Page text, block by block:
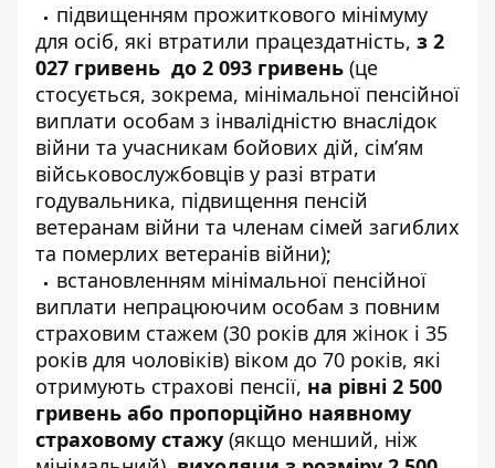
підвищенням прожиткового мінімуму
для осіб, які втратили працездатність, з 2
027 гривень до 2 093 гривень (це
стосується, зокрема, мінімальної пенсійної
виплати особам з інвалідністю внаслідок
війни та учасникам бойових дій, сім’ям
військовослужбовців у разі втрати
годувальника, підвищення пенсій
ветеранам війни та членам сімей загиблих
та померлих ветеранів війни);
встановленням мінімальної пенсійної
виплати непрацюючим особам з повним
страховим стажем (30 років для жінок і 35
років для чоловіків) віком до 70 років, які
отримують страхові пенсії, на рівні 2 500
гривень або пропорційно наявному
страховому стажу (якщо менший, ніж